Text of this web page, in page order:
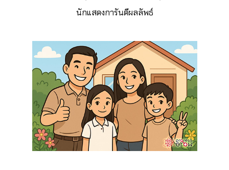
นักแสดงการันตีผลลัพธ์